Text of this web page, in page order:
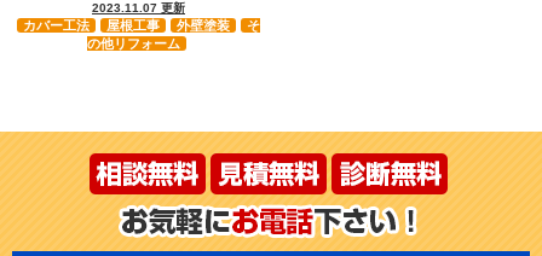
2023.11.07 更新
カバー工法 屋根工事 外壁塗装
そ
の他リフォーム